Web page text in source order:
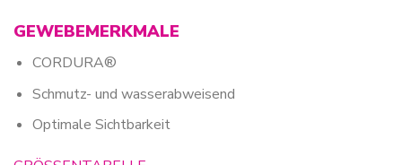
GEWEBEMERKMALE
CORDURA®
Schmutz- und wasserabweisend
Optimale Sichtbarkeit